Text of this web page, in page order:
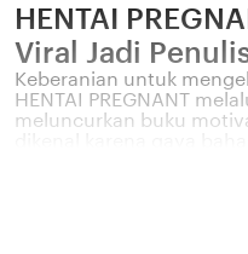
HENTAI
Viral Jadi
Keberanian untuk
HENTAI PREGNANT
meluncurkan buku
permasalahan
Melalui sistem ✨ yang